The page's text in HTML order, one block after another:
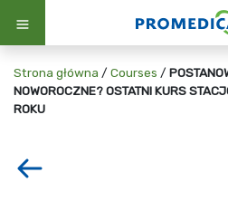
Strona główna / Courses /
NOWOROCZNE? OSTATNI KURS
ROKU